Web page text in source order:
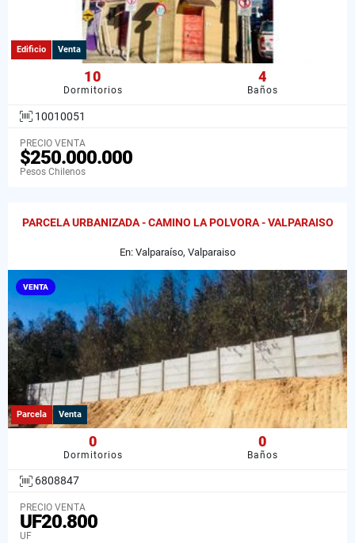
Edificio Venta
10
Dormitorios
4
Baños
10010051
PRECIO VENTA
$250.000.000
Pesos Chilenos
PARCELA URBANIZADA - CAMINO LA POLVORA - VALPARAISO
En: Valparaíso, Valparaiso
VENTA
Parcela Venta
0
Dormitorios
0
Baños
6808847
PRECIO VENTA
UF20.800
UF